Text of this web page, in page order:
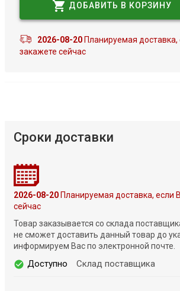
ДОБАВИТЬ В КОРЗИНУ
2026-08-20Планируемая доставка,
закажете сейчас
Сроки доставки
2026-08-20Планируемая доставка, если
сейчас
Товар заказывается со склада
не сможет доставить данный товар до
информируем Вас по электронной почте.
Доступно Склад поставщика